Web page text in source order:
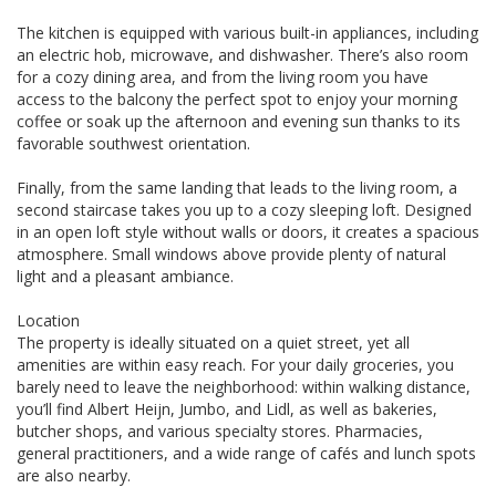
The kitchen is equipped with various built-in appliances, including
an electric hob, microwave, and dishwasher. There’s also room
for a cozy dining area, and from the living room you have
access to the balcony the perfect spot to enjoy your morning
coffee or soak up the afternoon and evening sun thanks to its
favorable southwest orientation.
Finally, from the same landing that leads to the living room, a
second staircase takes you up to a cozy sleeping loft. Designed
in an open loft style without walls or doors, it creates a spacious
atmosphere. Small windows above provide plenty of natural
light and a pleasant ambiance.
Location
The property is ideally situated on a quiet street, yet all
amenities are within easy reach. For your daily groceries, you
barely need to leave the neighborhood: within walking distance,
you’ll find Albert Heijn, Jumbo, and Lidl, as well as bakeries,
butcher shops, and various specialty stores. Pharmacies,
general practitioners, and a wide range of cafés and lunch spots
are also nearby.